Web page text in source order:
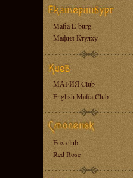
Mafia E-burg
Мафия Ктулху
МАFИЯ Club
English Mafia Club
Fox club
Red Rose